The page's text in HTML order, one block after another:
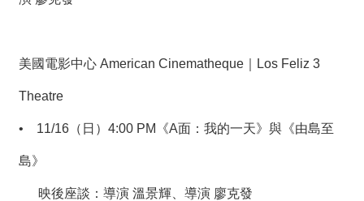
美國電影中心 American Cinematheque｜Los Feliz 3
Theatre
• 11/16（日）4:00 PM《A面：我的一天》與《由島至
島》
映後座談：導演 溫景輝、導演 廖克發